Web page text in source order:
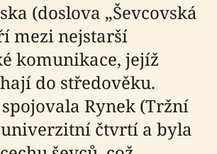
(doslova „Ševcovská
mezi nejstarší
komunikace, jejíž
do středověku.
Rynek (Tržní
čtvrtí a byla